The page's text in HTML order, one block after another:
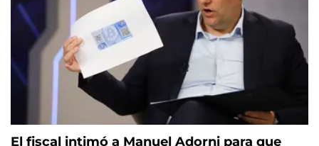
El fiscal intimó a Manuel Adorni para que